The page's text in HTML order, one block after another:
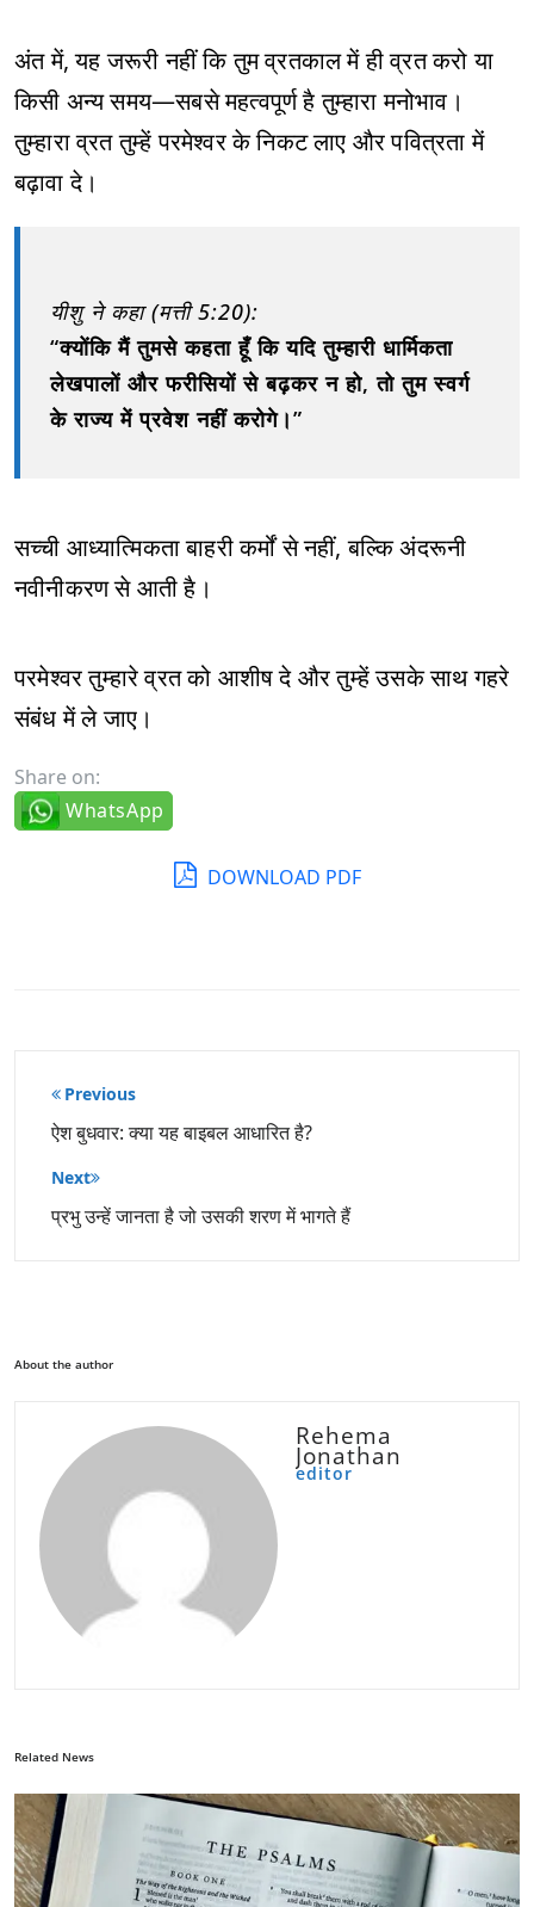
अंत में, यह जरूरी नहीं कि तुम व्रतकाल में ही व्रत करो या
किसी अन्य समय—सबसे महत्वपूर्ण है तुम्हारा मनोभाव।
तुम्हारा व्रत तुम्हें परमेश्वर के निकट लाए और पवित्रता में
बढ़ावा दे।
यीशु ने कहा (मत्ती 5:20):
“क्योंकि मैं तुमसे कहता हूँ कि यदि तुम्हारी धार्मिकता
लेखपालों और फरीसियों से बढ़कर न हो, तो तुम स्वर्ग
के राज्य में प्रवेश नहीं करोगे।”
सच्ची आध्यात्मिकता बाहरी कर्मों से नहीं, बल्कि अंदरूनी
नवीनीकरण से आती है।
परमेश्वर तुम्हारे व्रत को आशीष दे और तुम्हें उसके साथ गहरे
संबंध में ले जाए।
Share on:
WhatsApp
DOWNLOAD PDF
पोस्ट
नेविगेशन
Previous
ऐश बुधवार: क्या यह बाइबल आधारित है?
Next
प्रभु उन्हें जानता है जो उसकी शरण में भागते हैं
About the author
Rehema
Jonathan
editor
Related News